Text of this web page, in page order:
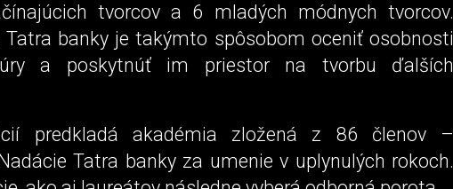
tvorcov a 6 mladých módnych tvorcov.
Tatra banky je takýmto spôsobom oceniť osobnosti
a poskytnúť im priestor na tvorbu ďalších
predkladá akadémia zložená z 86 členov –
Tatra banky za umenie v uplynulých rokoch.